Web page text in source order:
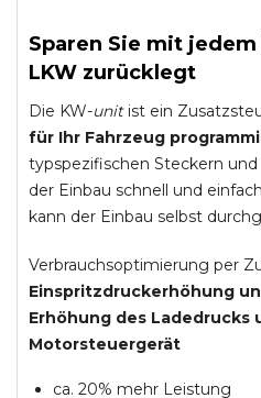
Sparen Sie mit
LKW zurücklegt
Die KW-unitist ein
für Ihr Fahrzeug
typspezifischen Steckern
der Einbau schnell und
kann der Einbau selbst
Verbrauchsoptimierung per
Einspritzdruckerhöhung
Erhöhung des Ladedrucks
Motorsteuergerät
ca. 20% mehr Leistung